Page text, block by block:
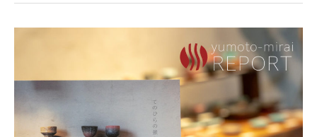
索
本
report：
「て